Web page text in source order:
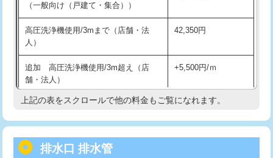
※給水管工事は20mmまでの価格です。
給水管工事※（保温材使用（バンド止
め込み）)
5,500円
給水管工事※（土の掘削・埋め戻し作
業)
11,000円
給水管工事※（塩ビ管（VP・HI）使
用/3ｍまで)
用（追加）/3ｍ超え)
（一般向け（戸建て・集合））
高圧洗浄機使用/3mまで（店舗・法
人）
42,350円
追加 高圧洗浄機使用/3m超え（店
舗・法人）
+5,500円/ｍ
高度高圧洗浄換 現地調査
トーラー機使用/3mまで
上記の表をスクロールで他の料金もご覧になれます。
排水口 排水管